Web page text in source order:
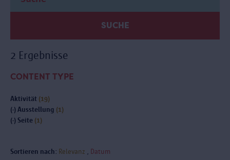
SUCHE
2 Ergebnisse
CONTENT TYPE
Aktivität (19)
(-) Ausstellung (1)
(-) Seite (1)
Sortieren nach: Relevanz Datum